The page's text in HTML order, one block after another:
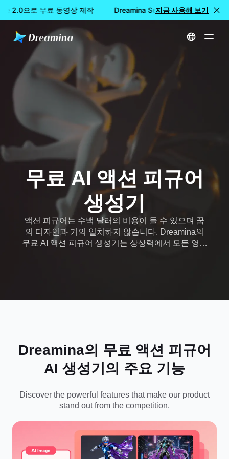
2.0으로 무료 동영상 제작 Dreamina Seedance 2.0으로 무료
지금 사용해 보기
홈 만들기 무료 AI 액션 피규어 생성기
무료 AI 액션 피규어
생성기
액션 피규어는 수백 달러의 비용이 들 수 있으며 꿈
의 디자인과 거의 일치하지 않습니다. Dreamina의
무료 AI 액션 피규어 생성기는 상상력에서 모든 영웅
Dreamina의 무료 액션 피규어
AI 생성기의 주요 기능
Discover the powerful features that make our product
stand out from the competition.